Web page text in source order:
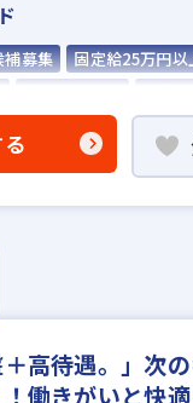
補募集
固定給25万円以
完全週休2日
反響営業 年収600
＋高待遇。」次
働きがいと快